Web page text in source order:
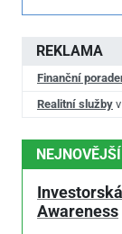
REKLAMA
Finanční
Realitní služby
Awareness